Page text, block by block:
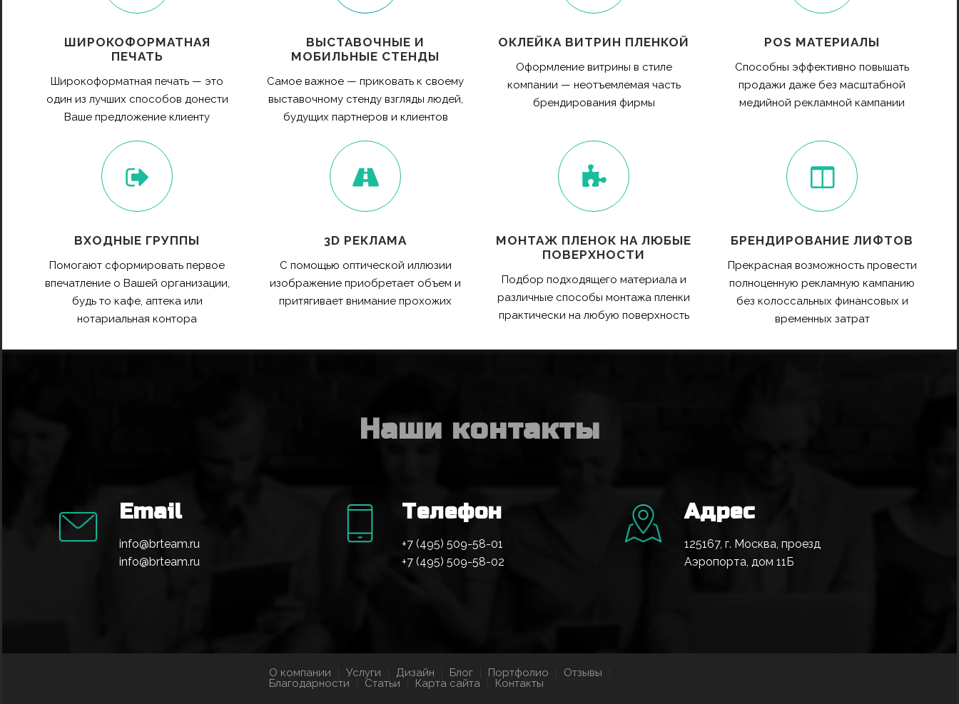
ШИРОКОФОРМАТНАЯ
ПЕЧАТЬ
Широкоформатная печать — это
один из лучших способов донести
Ваше предложение клиенту
ВЫСТАВОЧНЫЕ И
МОБИЛЬНЫЕ СТЕНДЫ
Самое важное — приковать к своему
выставочному стенду взгляды людей,
будущих партнеров и клиентов
ОКЛЕЙКА ВИТРИН ПЛЕНКОЙ
Оформление витрины в стиле
компании — неотъемлемая часть
брендирования фирмы
POS МАТЕРИАЛЫ
Способны эффективно повышать
продажи даже без масштабной
медийной рекламной кампании
ВХОДНЫЕ ГРУППЫ
Помогают сформировать первое
впечатление о Вашей организации,
будь то кафе, аптека или
нотариальная контора
3D РЕКЛАМА
С помощью оптической иллюзии
изображение приобретает объем и
притягивает внимание прохожих
МОНТАЖ ПЛЕНОК НА ЛЮБЫЕ
ПОВЕРХНОСТИ
Подбор подходящего материала и
различные способы монтажа пленки
практически на любую поверхность
БРЕНДИРОВАНИЕ ЛИФТОВ
Прекрасная возможность провести
полноценную рекламную кампанию
без колоссальных финансовых и
временных затрат
Наши контакты
Email
info@brteam.ru
info@brteam.ru
Телефон
+7 (495) 509-58-01
+7 (495) 509-58-02
Адрес
125167, г. Москва, проезд
Аэропорта, дом 11Б
О компании Услуги Дизайн Блог Портфолио
Отзывы
Благодарности
Статьи Карта сайта Контакты